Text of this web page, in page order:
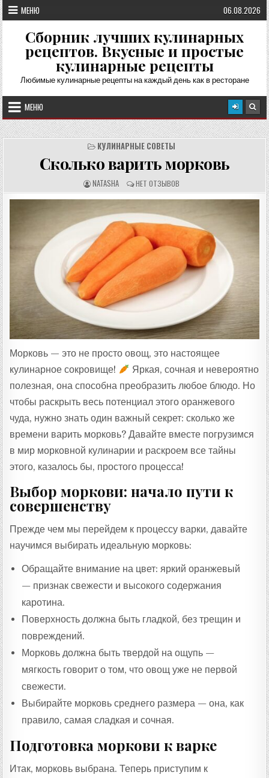
Перейти
к
содержимому
МЕНЮ 06.08.2026
Сборник лучших кулинарных
рецептов. Вкусные и простые
кулинарные рецепты
Любимые кулинарные рецепты на каждый день как в ресторане
МЕНЮ
КУЛИНАРНЫЕ СОВЕТЫ
Сколько варить морковь
А
В
Т
Р
Ц
Е
П
Т
А
:
NATASHA О
Т
З
В
:
НЕТ ОТЗЫВОВ
Морковь — это не просто овощ, это настоящее
кулинарное сокровище!
Яркая, сочная и невероятно
полезная, она способна преобразить любое блюдо. Но
чтобы раскрыть весь потенциал этого оранжевого
чуда, нужно знать один важный секрет: сколько же
времени варить морковь? Давайте вместе погрузимся
в мир морковной кулинарии и раскроем все тайны
этого, казалось бы, простого процесса!
Выбор моркови: начало пути к
совершенству
Прежде чем мы перейдем к процессу варки, давайте
научимся выбирать идеальную морковь:
Обращайте внимание на цвет: яркий оранжевый
— признак свежести и высокого содержания
каротина.
Поверхность должна быть гладкой, без трещин и
повреждений.
Морковь должна быть твердой на ощупь —
мягкость говорит о том, что овощ уже не первой
свежести.
Выбирайте морковь среднего размера — она, как
правило, самая сладкая и сочная.
Подготовка моркови к варке
Итак, морковь выбрана. Теперь приступим к